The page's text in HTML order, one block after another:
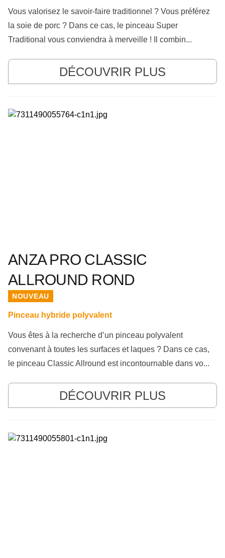
Vous valorisez le savoir-faire traditionnel ? Vous préférez
la soie de porc ? Dans ce cas, le pinceau Super
Traditional vous conviendra à merveille ! Il combin...
DÉCOUVRIR PLUS
ANZA PRO CLASSIC
ALLROUND ROND
NOUVEAU
Pinceau hybride polyvalent
Vous êtes à la recherche d’un pinceau polyvalent
convenant à toutes les surfaces et laques ? Dans ce cas,
le pinceau Classic Allround est incontournable dans vo...
DÉCOUVRIR PLUS